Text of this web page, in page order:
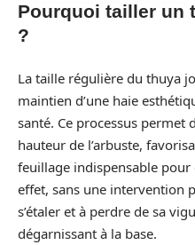
Pourquoi tailler un
?
La taille régulière du thuya
maintien d’une haie
santé. Ce processus
hauteur de l’arbuste,
feuillage indispensable
effet, sans une intervention
s’étaler et à perdre de sa
dégarnissant à la base.